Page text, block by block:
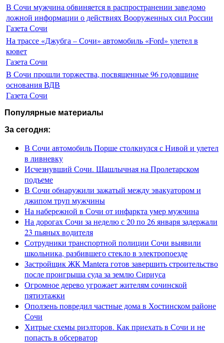
В Сочи мужчина обвиняется в распространении заведомо
ложной информации о действиях Вооруженных сил России
Газета Сочи
На трассе «Джубга – Сочи» автомобиль «Ford» улетел в
кювет
Газета Сочи
В Сочи прошли торжества, посвященные 96 годовщине
основания ВДВ
Газета Сочи
Популярные материалы
За сегодня:
В Сочи автомобиль Порше столкнулся с Нивой и улетел
в ливневку
Исчезнувший Сочи. Шашлычная на Пролетарском
подъеме
В Сочи обнаружили зажатый между эвакуатором и
джипом труп мужчины
На набережной в Сочи от инфаркта умер мужчина
На дорогах Сочи за неделю с 20 по 26 января задержали
23 пьяных водителя
Сотрудники транспортной полиции Сочи выявили
школьника, разбившего стекло в электропоезде
Застройщик ЖК Mantera готов завершить строительство
после проигрыша суда за землю Сириуса
Огромное дерево угрожает жителям сочинской
пятиэтажки
Оползень повредил частные дома в Хостинском районе
Сочи
Хитрые схемы риэлторов. Как приехать в Сочи и не
попасть в обсерватор